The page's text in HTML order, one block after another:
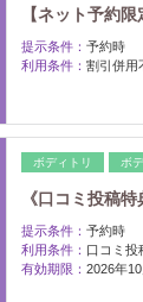
【ネット予約
提示条件： 予約時
利用条件： 割引併用
ボディトリ ボ
《口コミ投稿
提示条件： 予約時
利用条件： 口コミ投
有効期限： 2026年